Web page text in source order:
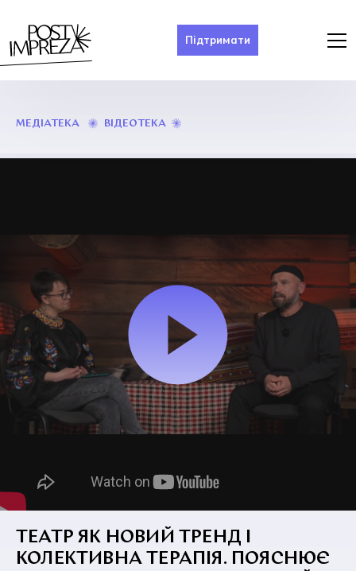
Підтримати
МЕДІАТЕКА ВІДЕОТЕКА
ДЕРЖИПІЛЬСЬКИЙ
ТЕАТР ЯК НОВИЙ ТРЕНД І
КОЛЕКТИВНА ТЕРАПІЯ. ПОЯСНЮЄ